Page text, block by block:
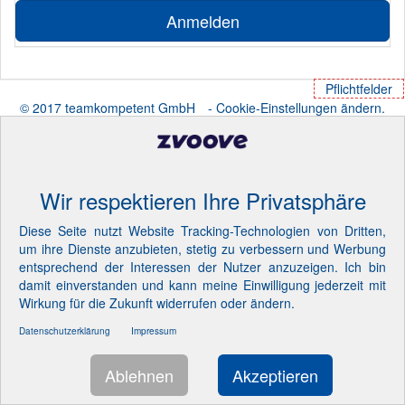
Anmelden
Pflichtfelder
© 2017 teamkompetent GmbH
- Cookie-Einstellungen ändern.
Wir respektieren Ihre Privatsphäre
Diese Seite nutzt Website Tracking-Technologien von Dritten,
um ihre Dienste anzubieten, stetig zu verbessern und Werbung
entsprechend der Interessen der Nutzer anzuzeigen. Ich bin
damit einverstanden und kann meine Einwilligung jederzeit mit
Wirkung für die Zukunft widerrufen oder ändern.
Datenschutzerklärung Impressum
Ablehnen Akzeptieren